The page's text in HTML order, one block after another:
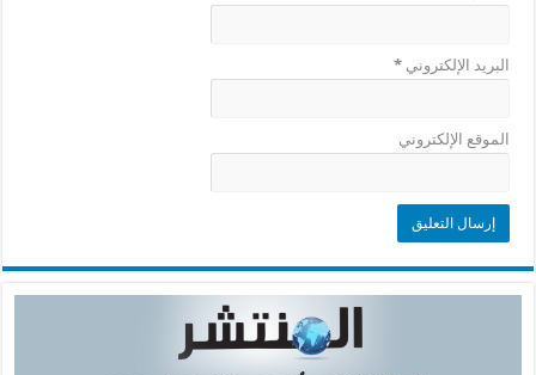
البريد الإلكتروني*
الموقع الإلكتروني